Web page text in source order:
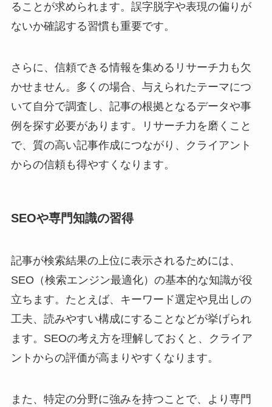
ることが求められます。誤字脱字や表現の偏りが
ないか確認する習慣も重要です。
さらに、信頼できる情報を集めるリサーチ力も欠
かせません。多くの場合、与えられたテーマにつ
いて自分で調査し、記事の根拠となるデータや事
例を探す必要があります。リサーチ力を磨くこと
で、質の高い記事作成につながり、クライアント
からの信頼も得やすくなります。
SEOや専門知識の習得
記事が検索結果の上位に表示されるためには、
SEO（検索エンジン最適化）の基本的な知識が役
立ちます。たとえば、キーワード選定や見出しの
工夫、読みやすい構成にすることなどが挙げられ
ます。SEOの考え方を理解しておくと、クライア
ントからの評価が高まりやすくなります。
また、特定の分野に強みを持つことで、より専門